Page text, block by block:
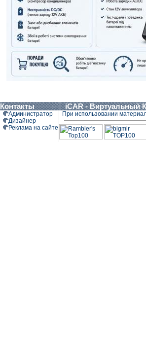
Контакты iCAR - Виртуальный
Администратор
Дизайнер
Реклама на сайте
При использовании